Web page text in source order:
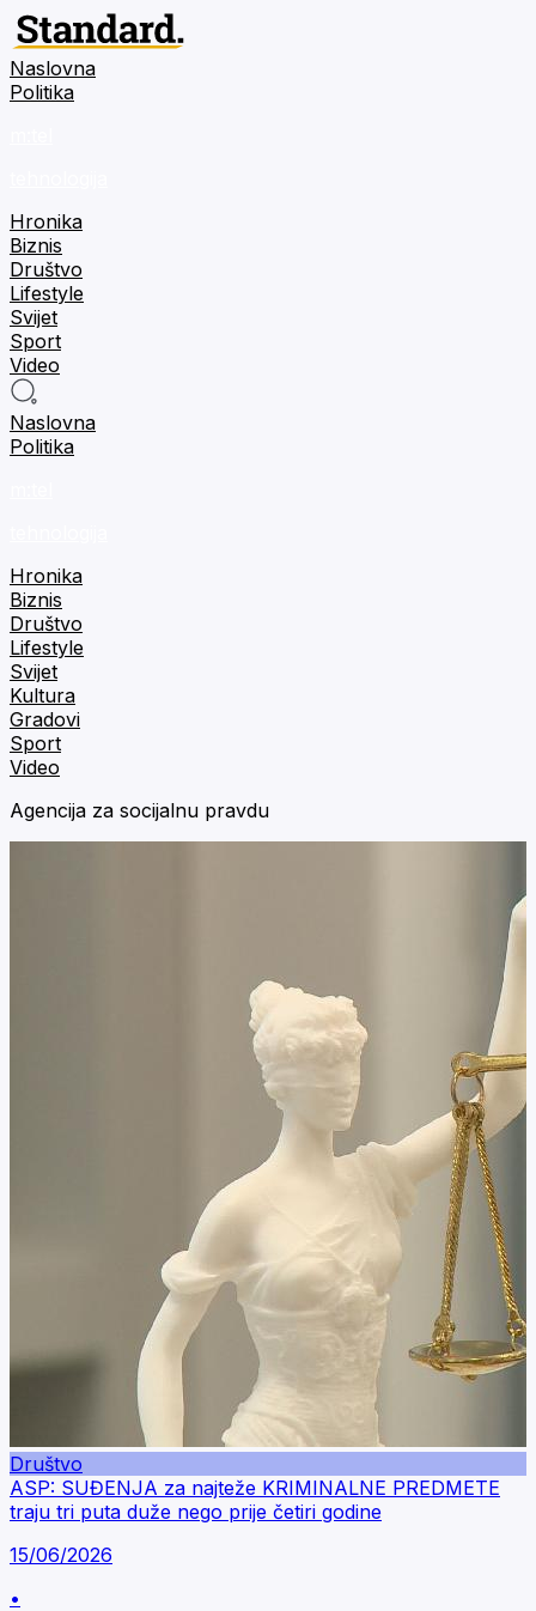
Naslovna
Politika
Hronika
Biznis
Društvo
Lifestyle
Svijet
Sport
Video
Naslovna
Politika
Hronika
Biznis
Društvo
Lifestyle
Svijet
Kultura
Gradovi
Sport
Video
Agencija za socijalnu pravdu
Društvo
ASP: SUĐENJA za najteže KRIMINALNE PREDMETE
traju tri puta duže nego prije četiri godine
15/06/2026
•